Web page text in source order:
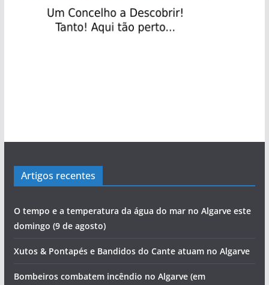
Artigos recentes
O tempo e a temperatura da água do mar no Algarve este
domingo (9 de agosto)
Xutos & Pontapés e Bandidos do Cante atuam no Algarve
Bombeiros combatem incêndio no Algarve (em